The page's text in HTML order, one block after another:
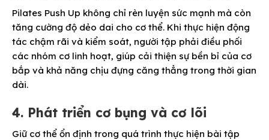
Pilates Push Up không chỉ rèn luyện sức mạnh mà còn
tăng cường độ dẻo dai cho cơ thể. Khi thực hiện động
tác chậm rãi và kiểm soát, người tập phải điều phối
các nhóm cơ linh hoạt, giúp cải thiện sự bền bỉ của cơ
bắp và khả năng chịu đựng căng thẳng trong thời gian
dài.
4. Phát triển cơ bụng và cơ lõi
Giữ cơ thể ổn định trong quá trình thực hiện bài tập